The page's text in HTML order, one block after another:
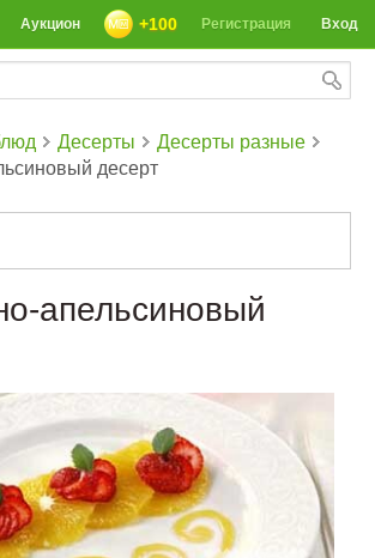
Вход
Регистрация
+100
Аукцион
Десерты
Десерты разные
десерт
апельсиновый